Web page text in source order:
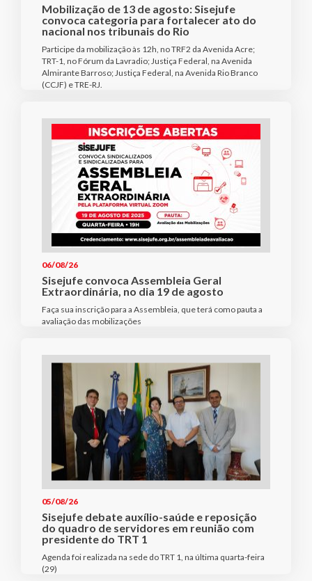
Mobilização de 13 de agosto: Sisejufe
convoca categoria para fortalecer ato do
nacional nos tribunais do Rio
Participe da mobilização às 12h, no TRF2 da Avenida Acre;
TRT-1, no Fórum da Lavradio; Justiça Federal, na Avenida
Almirante Barroso; Justiça Federal, na Avenida Rio Branco
(CCJF) e TRE-RJ.
06/08/26
Sisejufe convoca Assembleia Geral
Extraordinária, no dia 19 de agosto
Faça sua inscrição para a Assembleia, que terá como pauta a
avaliação das mobilizações
05/08/26
Sisejufe debate auxílio-saúde e reposição
do quadro de servidores em reunião com
presidente do TRT 1
Agenda foi realizada na sede do TRT 1, na última quarta-feira
(29)